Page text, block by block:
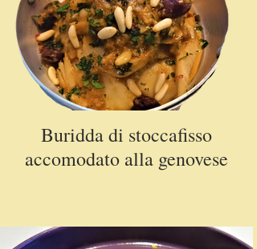
Buridda di stoccafisso
accomodato alla genovese